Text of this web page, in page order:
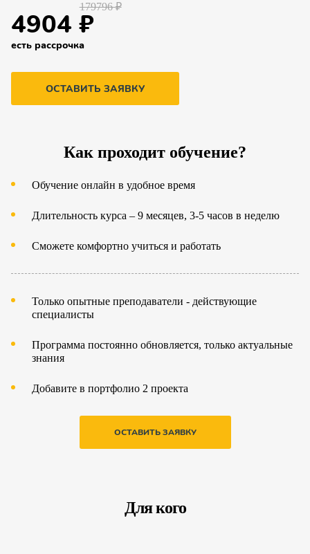
179796 ₽
4904 ₽
есть рассрочка
ОСТАВИТЬ ЗАЯВКУ
Как проходит обучение?
Обучение онлайн в удобное время
Длительность курса – 9 месяцев, 3-5 часов в неделю
Сможете комфортно учиться и работать
Только опытные преподаватели - действующие
специалисты
Программа постоянно обновляется, только актуальные
знания
Добавите в портфолио 2 проекта
ОСТАВИТЬ ЗАЯВКУ
Для кого